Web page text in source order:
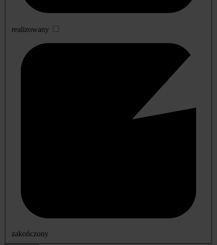
realizowany
zakończony